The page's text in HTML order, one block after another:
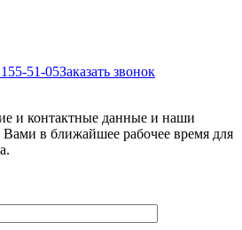
51-05Заказать звонок
и контактные данные и наши
Вами в ближайшее рабочее время для